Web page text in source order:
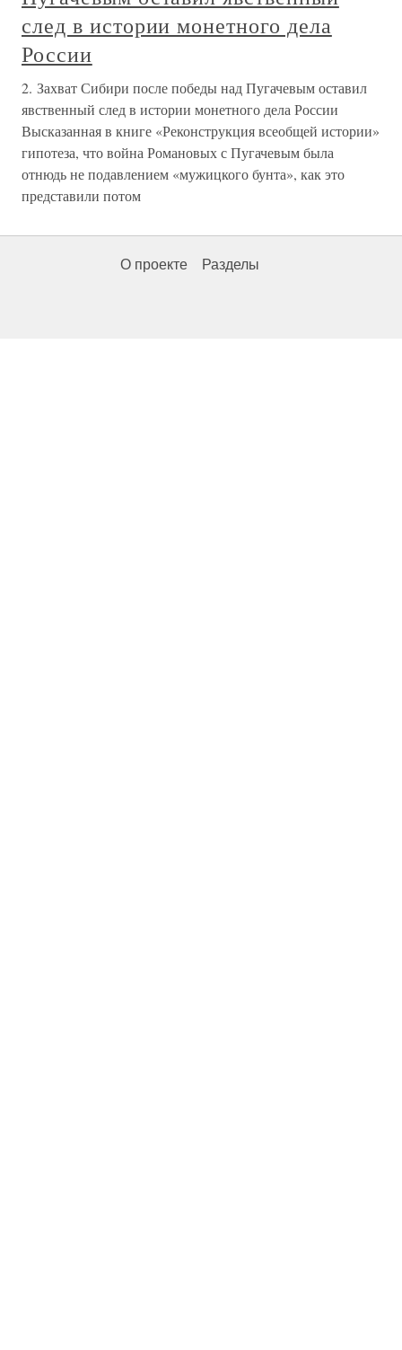
след в истории монетного дела
России
2. Захват Сибири после победы над Пугачевым оставил
явственный след в истории монетного дела России
Высказанная в книге «Реконструкция всеобщей истории»
гипотеза, что война Романовых с Пугачевым была
отнюдь не подавлением «мужицкого бунта», как это
представили потом
О проекте Разделы